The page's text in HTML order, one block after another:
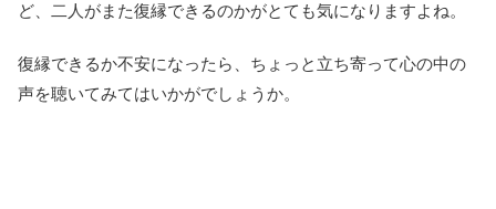
ど、二人がまた復縁できるのかがとても気になりますよね。
復縁できるか不安になったら、ちょっと立ち寄って心の中の
声を聴いてみてはいかがでしょうか。